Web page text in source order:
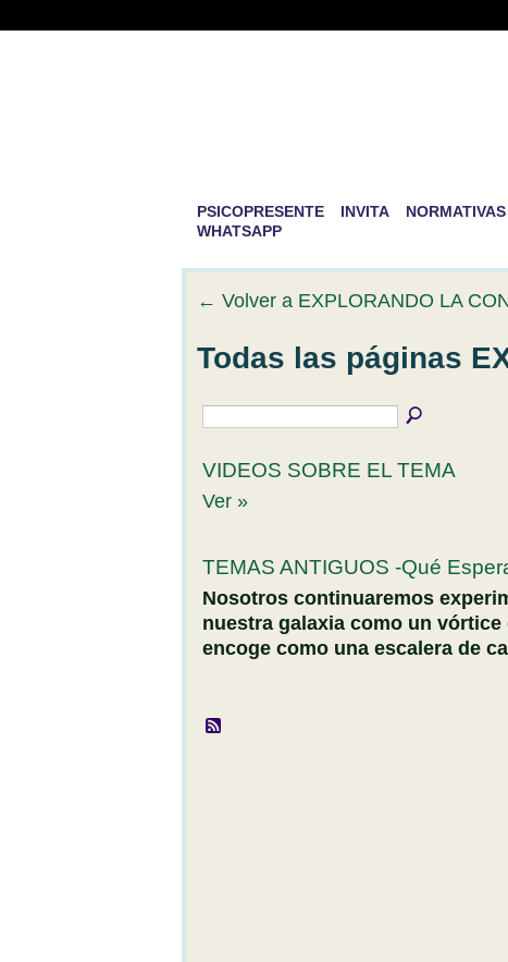
PSICOPRESENTE INVITA
WHATSAPP
← Volver a EXPLORANDO LA
Todas las páginas
VIDEOS SOBRE EL TEMA
Ver »
TEMAS ANTIGUOS -Qué
Nosotros continuaremos
nuestra galaxia como un
encoge como una escalera de